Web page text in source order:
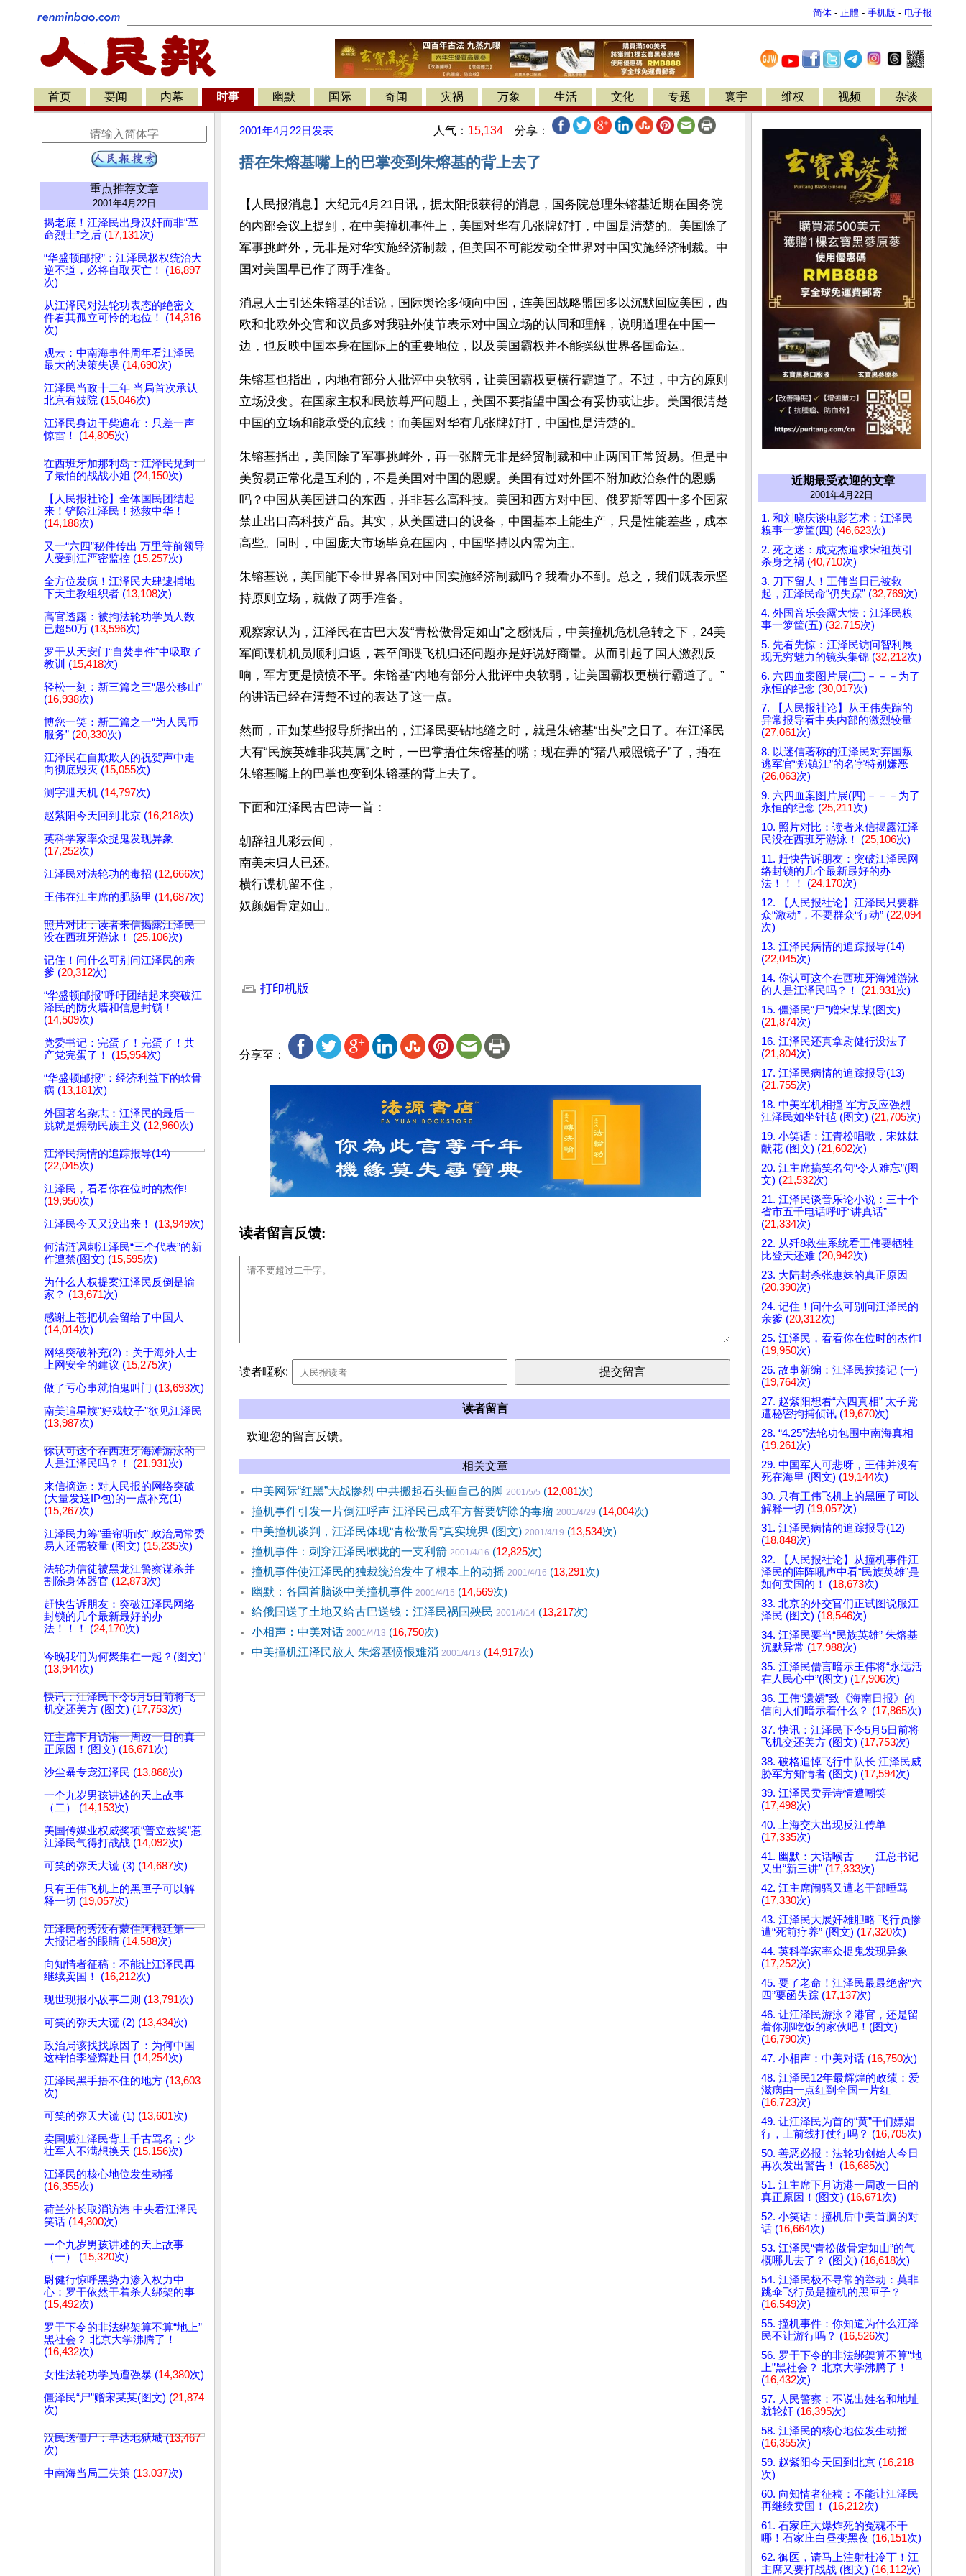
简体 - 正體 - 手机版 - 电子报
首页 要闻 内幕 时事 幽默 国际 奇闻 灾祸 万象 生活 文化 专题 寰宇 维权 视频 杂谈
重点推荐文章
2001年4月22日
揭老底！江泽民出身汉奸而非“革
命烈士”之后 (17,131次)
“华盛顿邮报”：江泽民极权统治大
逆不道，必将自取灭亡！ (16,897
次)
从江泽民对法轮功表态的绝密文
件看其孤立可怜的地位！ (14,316
次)
观云：中南海事件周年看江泽民
最大的决策失误 (14,690次)
江泽民当政十二年 当局首次承认
北京有妓院 (15,046次)
江泽民身边干柴遍布：只差一声
惊雷！ (14,805次)
在西班牙加那利岛：江泽民见到
了最怕的战战小姐 (24,150次)
【人民报社论】全体国民团结起
来！铲除江泽民！拯救中华！
(14,188次)
又一“六四”秘件传出 万里等前领导
人受到江严密监控 (15,257次)
全方位发疯！江泽民大肆逮捕地
下天主教组织者 (13,108次)
高官透露：被拘法轮功学员人数
已超50万 (13,596次)
罗干从天安门“自焚事件”中吸取了
教训 (15,418次)
轻松一刻：新三篇之三“愚公移山”
(16,938次)
博您一笑：新三篇之一“为人民币
服务” (20,330次)
江泽民在自欺欺人的祝贺声中走
向彻底毁灭 (15,055次)
测字泄天机 (14,797次)
赵紫阳今天回到北京 (16,218次)
英科学家率众捉鬼发现异象
(17,252次)
江泽民对法轮功的毒招 (12,666次)
王伟在江主席的肥肠里 (14,687次)
照片对比：读者来信揭露江泽民
没在西班牙游泳！ (25,106次)
记住！问什么可别问江泽民的亲
爹 (20,312次)
“华盛顿邮报”呼吁团结起来突破江
泽民的防火墙和信息封锁！
(14,509次)
党委书记：完蛋了！完蛋了！共
产党完蛋了！ (15,954次)
“华盛顿邮报”：经济利益下的软骨
病 (13,181次)
外国著名杂志：江泽民的最后一
跳就是煽动民族主义 (12,960次)
江泽民病情的追踪报导(14)
(22,045次)
江泽民，看看你在位时的杰作!
(19,950次)
江泽民今天又没出来！ (13,949次)
何清涟讽刺江泽民“三个代表”的新
作遭禁(图文) (15,595次)
为什么人权提案江泽民反倒是输
家？ (13,671次)
感谢上苍把机会留给了中国人
(14,014次)
网络突破补充(2)：关于海外人士
上网安全的建议 (15,275次)
做了亏心事就怕鬼叫门 (13,693次)
南美追星族“好戏蚊子”欲见江泽民
(13,987次)
你认可这个在西班牙海滩游泳的
人是江泽民吗？！ (21,931次)
来信摘选：对人民报的网络突破
(大量发送IP包)的一点补充(1)
(15,267次)
江泽民力筹“垂帘听政” 政治局常委
易人还需较量 (图文) (15,235次)
法轮功信徒被黑龙江警察谋杀并
割除身体器官 (12,873次)
赶快告诉朋友：突破江泽民网络
封锁的几个最新最好的办
法！！！ (24,170次)
今晚我们为何聚集在一起？(图文)
(13,944次)
快讯：江泽民下令5月5日前将飞
机交还美方 (图文) (17,753次)
江主席下月访港一周改一日的真
正原因！(图文) (16,671次)
沙尘暴专宠江泽民 (13,868次)
一个九岁男孩讲述的天上故事
（二） (14,153次)
美国传媒业权威奖项“普立兹奖”惹
江泽民气得打战战 (14,092次)
可笑的弥天大谎 (3) (14,687次)
只有王伟飞机上的黑匣子可以解
释一切 (19,057次)
江泽民的秀没有蒙住阿根廷第一
大报记者的眼睛 (14,588次)
向知情者征稿：不能让江泽民再
继续卖国！ (16,212次)
现世现报小故事二则 (13,791次)
可笑的弥天大谎 (2) (13,434次)
政治局该找找原因了：为何中国
这样怕李登辉赴日 (14,254次)
江泽民黑手捂不住的地方 (13,603
次)
可笑的弥天大谎 (1) (13,601次)
卖国贼江泽民背上千古骂名：少
壮军人不满想换天 (15,156次)
江泽民的核心地位发生动摇
(16,355次)
荷兰外长取消访港 中央看江泽民
笑话 (14,300次)
一个九岁男孩讲述的天上故事
（一） (15,320次)
尉健行惊呼黑势力渗入权力中
心：罗干依然干着杀人绑架的事
(15,492次)
罗干下令的非法绑架算不算“地上”
黑社会？ 北京大学沸腾了！
(16,432次)
女性法轮功学员遭强暴 (14,380次)
僵泽民“尸”赠宋某某(图文) (21,874
次)
汉民送僵尸：早达地狱城 (13,467
次)
中南海当局三失策 (13,037次)
2001年4月22日 发表 人气： 15,134 分享：
捂在朱熔基嘴上的巴掌变到朱熔基的背上去了
【人民报消息】大纪元4月21日讯，据太阳报获得的消息，国务院总理朱镕基近期在国务院
的内部会议上提到，在中美撞机事件上，美国对华有几张牌好打，中国是清楚的。美国除了
军事挑衅外，无非是对华实施经济制裁，但美国不可能发动全世界对中国实施经济制裁。中
国对美国早已作了两手准备。
消息人士引述朱镕基的话说，国际舆论多倾向中国，连美国战略盟国多以沉默回应美国，西
欧和北欧外交官和议员多对我驻外使节表示对中国立场的认同和理解，说明道理在中国一
边，也反映中国本身在国际上的重要地位，以及美国霸权并不能操纵世界各国命运。
朱镕基也指出，内地有部分人批评中央软弱，让美国霸权更横行霸道了。不过，中方的原则
立场没变。在国家主权和民族尊严问题上，美国不要指望中国会有妥协或让步。美国很清楚
中国的立场和能承受的底线；而美国对华有几张牌好打，中国也是清楚的。
朱镕基指出，美国除了军事挑衅外，再一张牌无非是经贸制裁和中止两国正常贸易。但是中
美贸易正常化是互利的，不是美国对中国的恩赐。美国有过对外国不附加政治条件的恩赐
吗？中国从美国进口的东西，并非甚么高科技。美国和西方对中国、俄罗斯等四十多个国家
禁止出口高科技产品。其实，从美国进口的设备，中国基本上能生产，只是性能差些，成本
高些。同时，中国庞大市场毕竟在国内，中国坚持以内需为主。
朱镕基说，美国能下令世界各国对中国实施经济制裁吗？我看办不到。总之，我们既表示坚
持原则立场，就做了两手准备。
观察家认为，江泽民在古巴大发“青松傲骨定如山”之感慨后，中美撞机危机急转之下，24美
军间谍机机员顺利归返，甚至间谍飞机归还问题亦是好说好商量。从而引起了国人激烈反
响，军方更是愤愤不平。朱镕基“内地有部分人批评中央软弱，让美国霸权更横行霸道了。”
的讲话已经在清楚不过的表达了这一点。
然而，正如某些报导所指出的，江泽民要钻地缝之时，就是朱镕基“出头”之日了。在江泽民
大有“民族英雄非我莫属”之时，一巴掌捂住朱镕基的嘴；现在弄的“猪八戒照镜子”了，捂在
朱镕基嘴上的巴掌也变到朱镕基的背上去了。
下面和江泽民古巴诗一首：
朝辞祖儿彩云间，
南美未归人已还。
横行谍机留不住，
奴颜媚骨定如山。
打印机版
分享至：
读者留言反馈:
读者暱称:
读者留言
欢迎您的留言反馈。
相关文章
中美网际“红黑”大战惨烈 中共搬起石头砸自己的脚 2001/5/5 (12,081次)
撞机事件引发一片倒江呼声 江泽民已成军方誓要铲除的毒瘤 2001/4/29 (14,004次)
中美撞机谈判，江泽民体现“青松傲骨”真实境界 (图文) 2001/4/19 (13,534次)
撞机事件：刺穿江泽民喉咙的一支利箭 2001/4/16 (12,825次)
撞机事件使江泽民的独裁统治发生了根本上的动摇 2001/4/16 (13,291次)
幽默：各国首脑谈中美撞机事件 2001/4/15 (14,569次)
给俄国送了土地又给古巴送钱：江泽民祸国殃民 2001/4/14 (13,217次)
小相声：中美对话 2001/4/13 (16,750次)
中美撞机江泽民放人 朱熔基愤恨难消 2001/4/13 (14,917次)
近期最受欢迎的文章
2001年4月22日
1. 和刘晓庆谈电影艺术：江泽民
糗事一箩筐(四) (46,623次)
2. 死之迷：成克杰追求宋祖英引
杀身之祸 (40,710次)
3. 刀下留人！王伟当日已被救
起，江泽民命“仍失踪” (32,769次)
4. 外国音乐会露大怯：江泽民糗
事一箩筐(五) (32,715次)
5. 先看先惊：江泽民访问智利展
现无穷魅力的镜头集锦 (32,212次)
6. 六四血案图片展(三)－－－为了
永恒的纪念 (30,017次)
7. 【人民报社论】从王伟失踪的
异常报导看中央内部的激烈较量
(27,061次)
8. 以迷信著称的江泽民对弃国叛
逃军官“郑镇江”的名字特别嫌恶
(26,063次)
9. 六四血案图片展(四)－－－为了
永恒的纪念 (25,211次)
10. 照片对比：读者来信揭露江泽
民没在西班牙游泳！ (25,106次)
11. 赶快告诉朋友：突破江泽民网
络封锁的几个最新最好的办
法！！！ (24,170次)
12. 【人民报社论】江泽民只要群
众“激动”，不要群众“行动” (22,094
次)
13. 江泽民病情的追踪报导(14)
(22,045次)
14. 你认可这个在西班牙海滩游泳
的人是江泽民吗？！ (21,931次)
15. 僵泽民“尸”赠宋某某(图文)
(21,874次)
16. 江泽民还真拿尉健行没法子
(21,804次)
17. 江泽民病情的追踪报导(13)
(21,755次)
18. 中美军机相撞 军方反应强烈
江泽民如坐针毡 (图文) (21,705次)
19. 小笑话：江青松唱歌，宋妹妹
献花 (图文) (21,602次)
20. 江主席搞笑名句“令人难忘”(图
文) (21,532次)
21. 江泽民谈音乐论小说：三十个
省市五千电话呼吁“讲真话”
(21,334次)
22. 从歼8救生系统看王伟要牺牲
比登天还难 (20,942次)
23. 大陆封杀张惠妹的真正原因
(20,390次)
24. 记住！问什么可别问江泽民的
亲爹 (20,312次)
25. 江泽民，看看你在位时的杰作!
(19,950次)
26. 故事新编：江泽民挨揍记 (一)
(19,764次)
27. 赵紫阳想看“六四真相” 太子党
遭秘密拘捕侦讯 (19,670次)
28. “4.25”法轮功包围中南海真相
(19,261次)
29. 中国军人可悲呀，王伟并没有
死在海里 (图文) (19,144次)
30. 只有王伟飞机上的黑匣子可以
解释一切 (19,057次)
31. 江泽民病情的追踪报导(12)
(18,848次)
32. 【人民报社论】从撞机事件江
泽民的阵阵吼声中看“民族英雄”是
如何卖国的！ (18,673次)
33. 北京的外交官们正试图说服江
泽民 (图文) (18,546次)
34. 江泽民要当“民族英雄” 朱熔基
沉默异常 (17,988次)
35. 江泽民借言暗示王伟将“永远活
在人民心中”(图文) (17,906次)
36. 王伟“遗孀”致《海南日报》的
信向人们暗示着什么？ (17,865次)
37. 快讯：江泽民下令5月5日前将
飞机交还美方 (图文) (17,753次)
38. 破格追悼飞行中队长 江泽民威
胁军方知情者 (图文) (17,594次)
39. 江泽民卖弄诗情遭嘲笑
(17,498次)
40. 上海交大出现反江传单
(17,335次)
41. 幽默：大话喉舌——江总书记
又出“新三讲” (17,333次)
42. 江主席闹骚又遭老干部唾骂
(17,330次)
43. 江泽民大展奸雄胆略 飞行员惨
遭“死前疗养” (图文) (17,320次)
44. 英科学家率众捉鬼发现异象
(17,252次)
45. 要了老命！江泽民最最绝密“六
四”要函失踪 (17,137次)
46. 让江泽民游泳？港官，还是留
着你那吃饭的家伙吧！(图文)
(16,790次)
47. 小相声：中美对话 (16,750次)
48. 江泽民12年最辉煌的政绩：爱
滋病由一点红到全国一片红
(16,723次)
49. 让江泽民为首的“黄”干们嫖娼
行，上前线打仗行吗？ (16,705次)
50. 善恶必报：法轮功创始人今日
再次发出警告！ (16,685次)
51. 江主席下月访港一周改一日的
真正原因！(图文) (16,671次)
52. 小笑话：撞机后中美首脑的对
话 (16,664次)
53. 江泽民“青松傲骨定如山”的气
概哪儿去了？ (图文) (16,618次)
54. 江泽民极不寻常的举动：莫非
跳伞飞行员是撞机的黑匣子？
(16,549次)
55. 撞机事件：你知道为什么江泽
民不让游行吗？ (16,526次)
56. 罗干下令的非法绑架算不算“地
上”黑社会？ 北京大学沸腾了！
(16,432次)
57. 人民警察：不说出姓名和地址
就轮奸 (16,395次)
58. 江泽民的核心地位发生动摇
(16,355次)
59. 赵紫阳今天回到北京 (16,218
次)
60. 向知情者征稿：不能让江泽民
再继续卖国！ (16,212次)
61. 石家庄大爆炸死的冤魂不干
哪！石家庄白昼变黑夜 (16,151次)
62. 御医，请马上注射杜冷丁！江
主席又要打战战 (图文) (16,112次)